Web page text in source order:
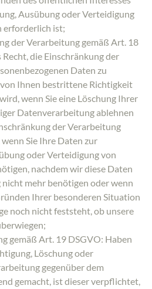
Ausübung oder Verteidigung
erforderlich ist;
der Verarbeitung gemäß Art. 18
Recht, die Einschränkung der
Daten zu
Ihnen bestrittene Richtigkeit
wenn Sie eine Löschung Ihrer
Datenverarbeitung ablehnen
der Verarbeitung
Sie Ihre Daten zur
oder Verteidigung von
nachdem wir diese Daten
mehr benötigen oder wenn
Ihrer besonderen Situation
noch nicht feststeht, ob unsere
gemäß Art. 19 DSGVO: Haben
Löschung oder
gegenüber dem
gemacht, ist dieser verpflichtet,